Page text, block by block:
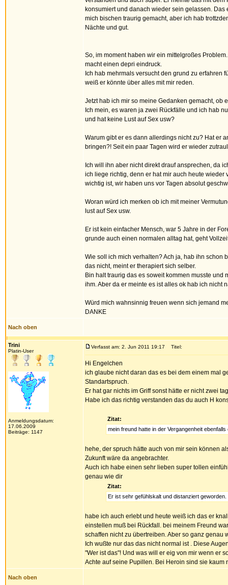
konsumiert und danach wieder sein gelassen.
mich bischen traurig gemacht, aber ich hab
Nächte und gut.
So, im moment haben wir ein mittelgroßes
macht einen depri eindruck.
Ich hab mehrmals versucht den grund zu erfahren
weiß er könnte über alles mit mir reden.
Jetzt hab ich mir so meine Gedanken gemacht, ob
Ich mein, es waren ja zwei Rückfälle und ich hab
und hat keine Lust auf Sex usw?
Warum gibt er es dann allerdings nicht zu? Hat er
bringen?! Seit ein paar Tagen wird er wieder
Ich will ihn aber nicht direkt drauf ansprechen, da
ich liege richtig, denn er hat mir auch heute wieder
wichtig ist, wir haben uns vor Tagen absolut
Woran würd ich merken ob ich mit meiner
lust auf Sex usw.
Er ist kein einfacher Mensch, war 5 Jahre in der
grunde auch einen normalen alltag hat, geht
Wie soll ich mich verhalten? Ach ja, hab ihn schon
das nicht, meint er therapiert sich selber.
Bin halt traurig das es soweit kommen musste
ihm. Aber da er meinte es ist alles ok hab ich nicht
Würd mich wahnsinnig freuen wenn sich jemand
DANKE
Nach oben
Trini
Platin-User
Anmeldungsdatum:
17.06.2009
Beiträge: 1147
Verfasst am: 2. Jun 2011 19:17 Titel:
Hi Engelchen
ich glaube nicht daran das es bei dem einem mal
Standartspruch.
Er hat gar nichts im Griff sonst hätte er nicht zwei
Habe ich das richtig verstanden das du auch H
Zitat:
mein freund hatte in der Vergangenheit
hehe, der spruch hätte auch von mir sein können
Zukunft wäre da angebrachter.
Auch ich habe einen sehr lieben super tollen
genau wie dir
Zitat:
Er ist sehr gefühlskalt und distanziert
habe ich auch erlebt und heute weiß ich das er
einstellen muß bei Rückfall. bei meinem Freund
schaffen nicht zu übertreiben. Aber so ganz genau
Ich wußte nur das das nicht normal ist . Diese
"Wer ist das"! Und was will er eig von mir wenn er
Achte auf seine Pupillen. Bei Heroin sind sie kaum
Nach oben